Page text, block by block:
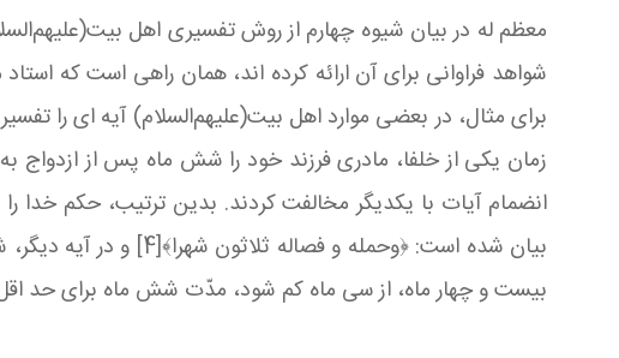
معظم له در بیان شیوه چهارم از روش تفسیری اهل
شواهد فراوانی برای آن ارائه كرده‏ اند، همان راهی است كه
برای مثال، در بعضی موارد اهل بیت(علیهم‌السلام) آیه‏ ای را
زمان یكی از خلفا، مادری فرزند خود را شش ماه پس از ازدواج
بیست و چهار ماه، از سی ماه كم شود، مدّت شش ماه برای حد